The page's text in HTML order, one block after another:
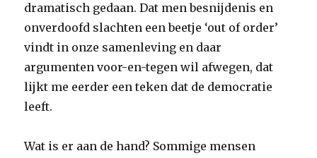
dramatisch gedaan. Dat men besnijdenis en
onverdoofd slachten een beetje ‘out of order’
vindt in onze samenleving en daar
argumenten voor-en-tegen wil afwegen, dat
lijkt me eerder een teken dat de democratie
leeft.
Wat is er aan de hand? Sommige mensen